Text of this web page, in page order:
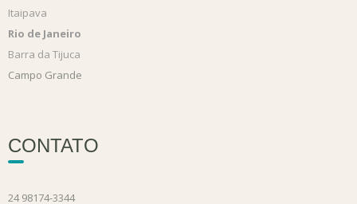
Itaipava
Rio de Janeiro
Barra da Tijuca
Campo Grande
CONTATO
24 98174-3344